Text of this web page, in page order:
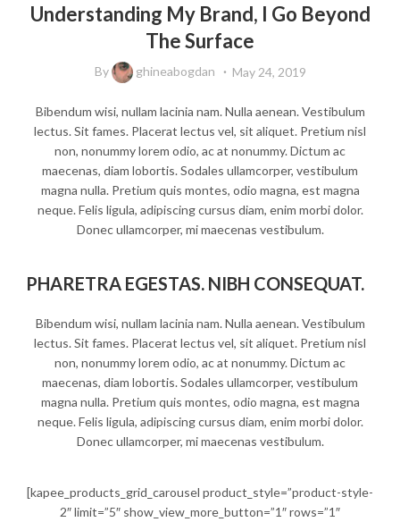
Understanding My Brand, I Go Beyond
The Surface
By ghineabogdan May 24, 2019
Bibendum wisi, nullam lacinia nam. Nulla aenean. Vestibulum
lectus. Sit fames. Placerat lectus vel, sit aliquet. Pretium nisl
non, nonummy lorem odio, ac at nonummy. Dictum ac
maecenas, diam lobortis. Sodales ullamcorper, vestibulum
magna nulla. Pretium quis montes, odio magna, est magna
neque. Felis ligula, adipiscing cursus diam, enim morbi dolor.
Donec ullamcorper, mi maecenas vestibulum.
PHARETRA EGESTAS. NIBH CONSEQUAT.
Bibendum wisi, nullam lacinia nam. Nulla aenean. Vestibulum
lectus. Sit fames. Placerat lectus vel, sit aliquet. Pretium nisl
non, nonummy lorem odio, ac at nonummy. Dictum ac
maecenas, diam lobortis. Sodales ullamcorper, vestibulum
magna nulla. Pretium quis montes, odio magna, est magna
neque. Felis ligula, adipiscing cursus diam, enim morbi dolor.
Donec ullamcorper, mi maecenas vestibulum.
[kapee_products_grid_carousel product_style=”product-style-
2″ limit=”5″ show_view_more_button=”1″ rows=”1″